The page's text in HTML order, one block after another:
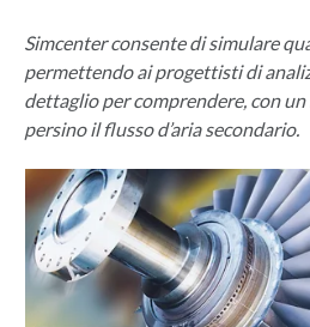
Simcenter consente di simulare
permettendo ai progettisti di
dettaglio per comprendere, con
persino il flusso d’aria secondario.